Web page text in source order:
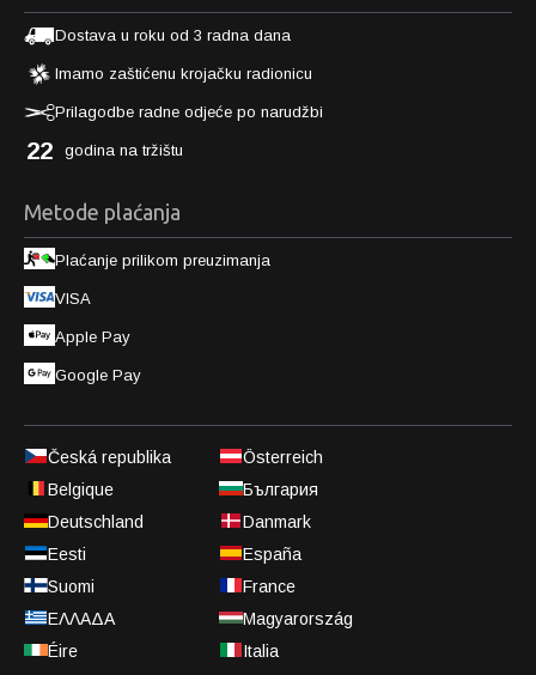
Dostava u roku od 3 radna dana
Imamo zaštićenu krojačku radionicu
Prilagodbe radne odjeće po narudžbi
22 godina na tržištu
Metode plaćanja
Plaćanje prilikom preuzimanja
VISA
Apple Pay
Google Pay
Česká republika
Österreich
Belgique
България
Deutschland
Danmark
Eesti
España
Suomi
France
ΕΛΛΑΔΑ
Magyarország
Éire
Italia